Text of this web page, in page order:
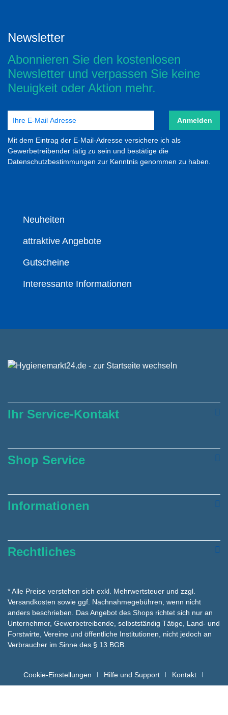
Newsletter
Abonnieren Sie den kostenlosen
Newsletter und verpassen Sie keine
Neuigkeit oder Aktion mehr.
Anmelden
Mit dem Eintrag der E-Mail-Adresse versichere ich als
Gewerbetreibender tätig zu sein und bestätige die
Datenschutzbestimmungen zur Kenntnis genommen zu haben.
Neuheiten
attraktive Angebote
Gutscheine
Interessante Informationen
Ihr Service-Kontakt
Shop Service
Informationen
Rechtliches
* Alle Preise verstehen sich exkl. Mehrwertsteuer und zzgl.
Versandkosten sowie ggf. Nachnahmegebühren, wenn nicht
anders beschrieben. Das Angebot des Shops richtet sich nur an
Unternehmer, Gewerbetreibende, selbstständig Tätige, Land- und
Forstwirte, Vereine und öffentliche Institutionen, nicht jedoch an
Verbraucher im Sinne des § 13 BGB.
Cookie-Einstellungen Hilfe und Support Kontakt